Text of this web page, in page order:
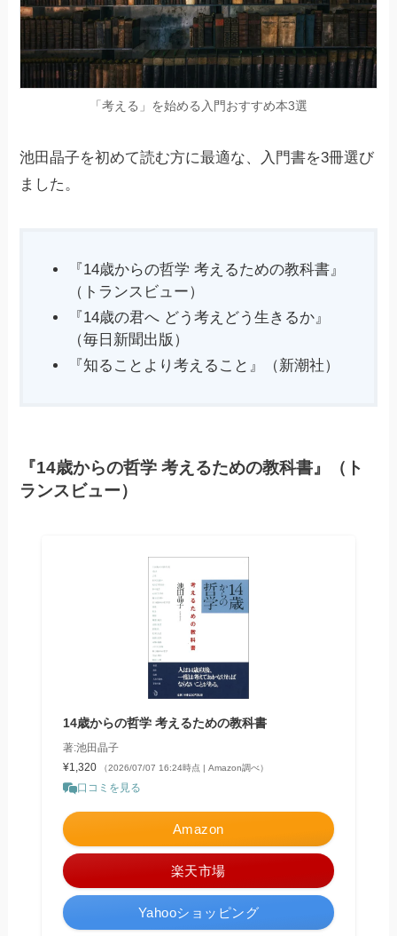
「考える」を始める入門おすすめ本3選
池田晶子を初めて読む方に最適な、入門書を3冊選び
ました。
『14歳からの哲学 考えるための教科書』
（トランスビュー）
『14歳の君へ どう考えどう生きるか』
（毎日新聞出版）
『知ることより考えること』（新潮社）
『14歳からの哲学 考えるための教科書』（ト
ランスビュー）
14歳からの哲学 考えるための教科書
著:池田晶子
¥1,320
（2026/07/07 16:24時点 | Amazon調べ）
口コミを見る
Amazon
楽天市場
Yahooショッピング